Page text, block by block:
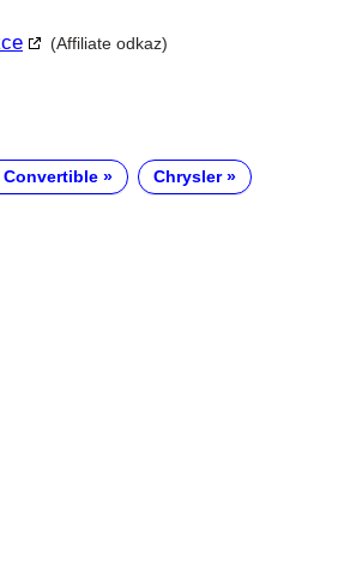
(Affiliate odkaz)
Convertible Chrysler